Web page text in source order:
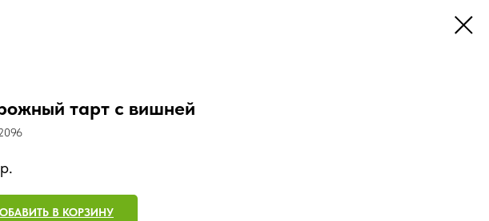
тарт с вишней
р.
В КОРЗИНУ